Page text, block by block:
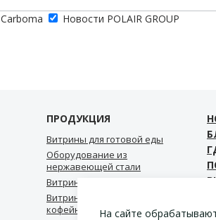
Новости POLAIR GROUP
ПРОДУКЦИЯ
Витрины для готовой еды
Оборудование из
нержавеющей стали
Витрины для мороженого
Витрины для кондитерской,
кофейни, пекарни
На сайте